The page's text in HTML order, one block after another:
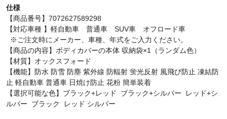
仕様
【商品番号】7072627589298
【対応車種 】軽自動車 普通車 SUV車 オフロード車
※ご注文時にメーカー、車種、年式をご入力ください。
【商品の内容】ボディカバーの本体 収納袋×1（ランダム色）
【材質】オックスフォード
【機能】防水 防雪 防塵 紫外線 防輻射 蛍光反射 風飛び防止 凍結防
止 軽自動車 普通車 日焼け防止 花粉 簡単装着
【選択可能な色】 ブラック+レッド ブラック+シルバー レッド+シ
ルバー ブラック レッド シルバー